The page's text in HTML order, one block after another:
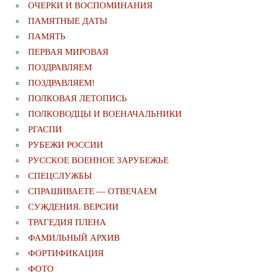
ОЧЕРКИ И ВОСПОМИНАНИЯ
ПАМЯТНЫЕ ДАТЫ
ПАМЯТЬ
ПЕРВАЯ МИРОВАЯ
ПОЗДРАВЛЯЕМ
ПОЗДРАВЛЯЕМ!
ПОЛКОВАЯ ЛЕТОПИСЬ
ПОЛКОВОДЦЫ И ВОЕНАЧАЛЬНИКИ
РГАСПИ
РУБЕЖИ РОССИИ
РУССКОЕ ВОЕННОЕ ЗАРУБЕЖЬЕ
СПЕЦСЛУЖБЫ
СПРАШИВАЕТЕ — ОТВЕЧАЕМ
СУЖДЕНИЯ. ВЕРСИИ
ТРАГЕДИЯ ПЛЕНА
ФАМИЛЬНЫЙ АРХИВ
ФОРТИФИКАЦИЯ
ФОТО